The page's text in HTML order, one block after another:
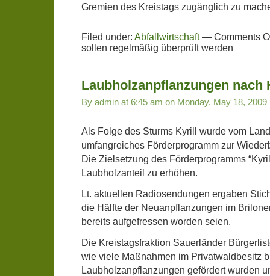
Gremien des Kreistags zugänglich zu
Filed under: Abfallwirtschaft— Comments
sollen regelmäßig überprüft werden
Laubholzanpflanzungen nach
By admin at 6:45 am on Monday, May 18, 2009
Als Folge des Sturms Kyrill wurde vom
umfangreiches Förderprogramm zur
Die Zielsetzung des Förderprogramms
Laubholzanteil zu erhöhen.
Lt. aktuellen Radiosendungen ergaben
die Hälfte der Neuanpflanzungen im
bereits aufgefressen worden seien.
Die Kreistagsfraktion Sauerländer
wie viele Maßnahmen im Privatwaldbesitz
Laubholzanpflanzungen gefördert wurden